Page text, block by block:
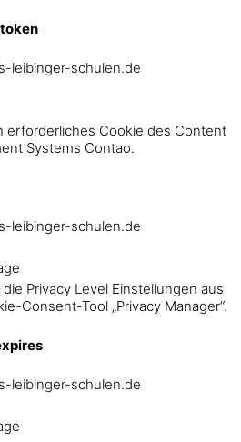
leibinger-schulen.de
erforderliches Cookie des Content
Systems Contao.
leibinger-schulen.de
Privacy Level Einstellungen aus
Consent-Tool „Privacy Manager“.
leibinger-schulen.de